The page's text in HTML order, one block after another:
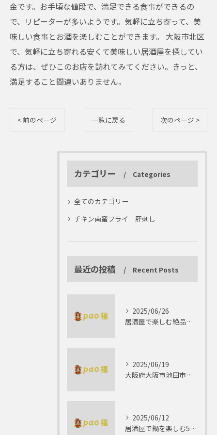
金です。お手頃な値段で、満足できる食事ができるの
で、リピーターが多いようです。気軽に立ち寄って、美
味しい食事とお酒を楽しむことができます。 大阪市北区
で、気軽に立ち寄れる安くて美味しい居酒屋を探してい
る方は、ぜひこのお店を訪れてみてください。きっと、
満足すること間違いありません。
< 前のページ 一覧に戻る 次のページ >
カテゴリー Categories
全てのカテゴリー
チキン南蛮フライ 肝刺し
最近の投稿 Recent Posts
2025/06/26
居酒屋で楽しむ絶品テリーヌの世界
2025/06/19
大阪府大阪市池田市で楽しむしゃぶしゃぶの魅力とは？
2025/06/12
居酒屋で鍋を楽しむ5つの理由 ゆったりとした時間を